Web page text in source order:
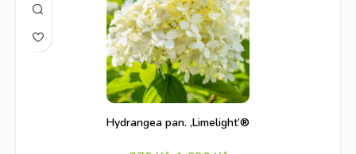
Hydrangea pan. ‚Limelight’®